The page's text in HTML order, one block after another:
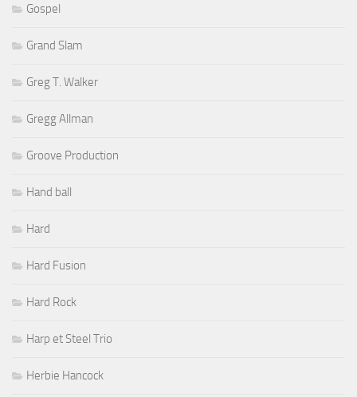
Gospel
Grand Slam
Greg T. Walker
Gregg Allman
Groove Production
Hand ball
Hard
Hard Fusion
Hard Rock
Harp et Steel Trio
Herbie Hancock